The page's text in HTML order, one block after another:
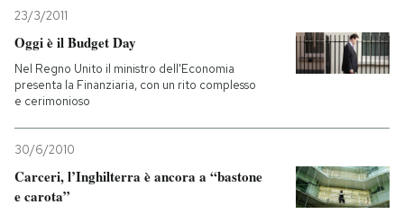
Cultura
Economia
Sport
Mondiali calcio 2026
PODCAST
NEWSLETTER
23/3/2011
Oggi è il Budget Day
Nel Regno Unito il ministro dell'Economia
presenta la Finanziaria, con un rito complesso
e cerimonioso
30/6/2010
Carceri, l’Inghilterra è ancora a “bastone
e carota”